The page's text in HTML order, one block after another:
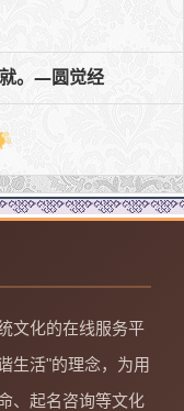
。—圆觉经
文化的在线服务平
生活"的理念，为用
、起名咨询等文化